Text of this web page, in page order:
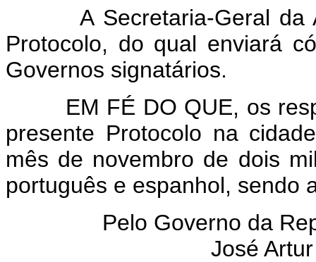
A Secretaria-Geral da
Protocolo, do qual enviará
Governos signatários.
EM FÉ DO QUE, os
presente Protocolo na
mês de novembro de dois
português e espanhol, sendo
Pelo Governo da
José